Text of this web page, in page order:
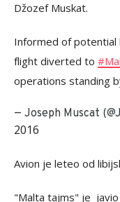
Džozef Muskat.
Informed of potential
flight diverted to
operations standing
— Joseph Muscat
2016
Avion je leteo od
"Malta tajms" je javio